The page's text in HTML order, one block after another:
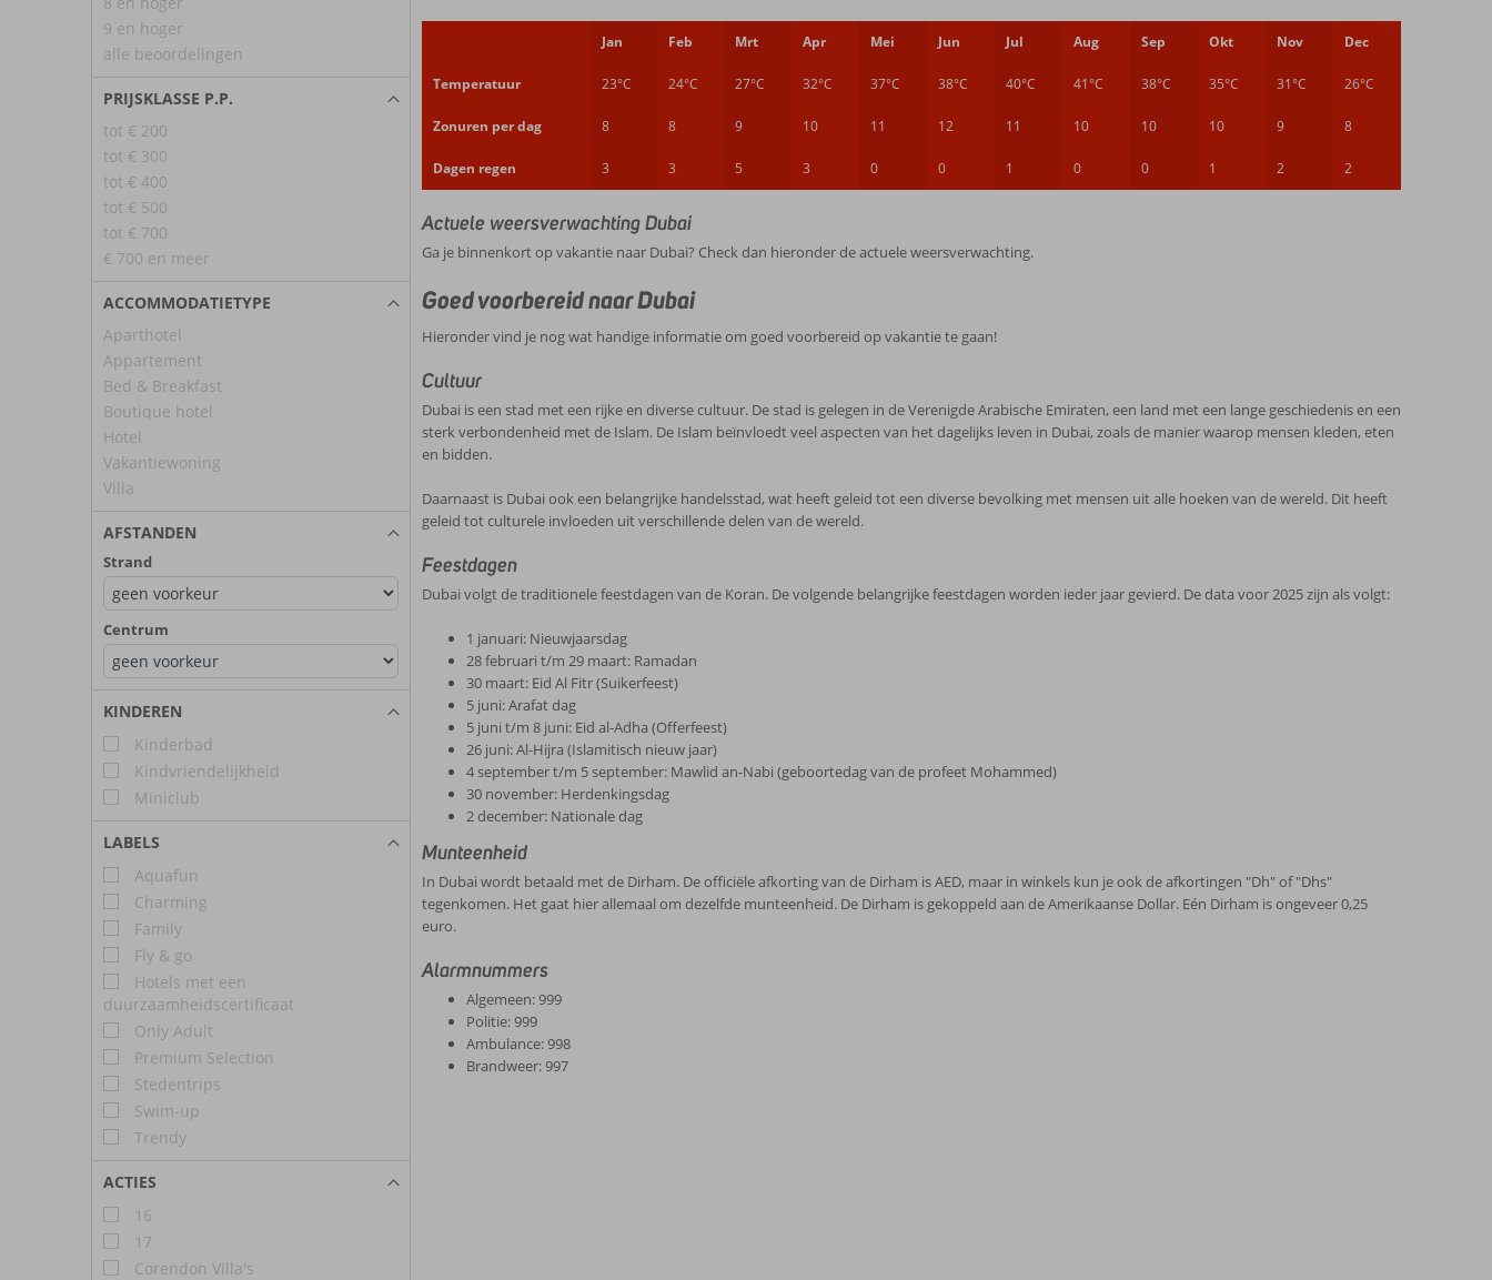
9 en hoger
alle beoordelingen
PRIJSKLASSE P.P.
tot € 200
tot € 300
tot € 400
tot € 500
tot € 700
€ 700 en meer
ACCOMMODATIETYPE
Aparthotel
Appartement
Bed & Breakfast
Boutique hotel
Hotel
Vakantiewoning
Villa
AFSTANDEN
Strand
Centrum
KINDEREN
Kinderbad
Kindvriendelijkheid
Miniclub
LABELS
Aquafun
Charming
Family
Fly & go
Hotels met een
duurzaamheidscertificaat
Only Adult
Premium Selection
Stedentrips
Swim-up
Trendy
ACTIES
16
17
Corendon Villa's
Jan Feb Mrt Apr Mei Jun Jul Aug Sep Okt Nov Dec
Temperatuur 23°C 24°C 27°C 32°C 37°C 38°C 40°C 41°C 38°C 35°C 31°C 26°C
Zonuren per dag 8 8 9 10 11 12 11 10 10 10 9 8
Dagen regen 3 3 5 3 0 0 1 0 0 1 2 2
Actuele weersverwachting Dubai
Ga je binnenkort op vakantie naar Dubai? Check dan hieronder de actuele weersverwachting.
Goed voorbereid naar Dubai
Hieronder vind je nog wat handige informatie om goed voorbereid op vakantie te gaan!
Cultuur
Dubai is een stad met een rijke en diverse cultuur. De stad is gelegen in de Verenigde Arabische Emiraten, een land met een lange geschiedenis en een
sterk verbondenheid met de Islam. De Islam beïnvloedt veel aspecten van het dagelijks leven in Dubai, zoals de manier waarop mensen kleden, eten
en bidden.
Daarnaast is Dubai ook een belangrijke handelsstad, wat heeft geleid tot een diverse bevolking met mensen uit alle hoeken van de wereld. Dit heeft
geleid tot culturele invloeden uit verschillende delen van de wereld.
Feestdagen
Dubai volgt de traditionele feestdagen van de Koran. De volgende belangrijke feestdagen worden ieder jaar gevierd. De data voor 2025 zijn als volgt:
1 januari: Nieuwjaarsdag
28 februari t/m 29 maart: Ramadan
30 maart: Eid Al Fitr (Suikerfeest)
5 juni: Arafat dag
5 juni t/m 8 juni: Eid al-Adha (Offerfeest)
26 juni: Al-Hijra (Islamitisch nieuw jaar)
4 september t/m 5 september: Mawlid an-Nabi (geboortedag van de profeet Mohammed)
30 november: Herdenkingsdag
2 december: Nationale dag
Munteenheid
In Dubai wordt betaald met de Dirham. De officiële afkorting van de Dirham is AED, maar in winkels kun je ook de afkortingen "Dh" of "Dhs"
tegenkomen. Het gaat hier allemaal om dezelfde munteenheid. De Dirham is gekoppeld aan de Amerikaanse Dollar. Eén Dirham is ongeveer 0,25
euro.
Alarmnummers
Algemeen: 999
Politie: 999
Ambulance: 998
Brandweer: 997